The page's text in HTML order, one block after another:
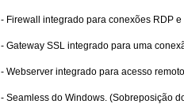
- Firewall integrado para conexões RDP e
- Gateway SSL integrado para uma
- Webserver integrado para acesso
- Seamless do Windows. (Sobreposição